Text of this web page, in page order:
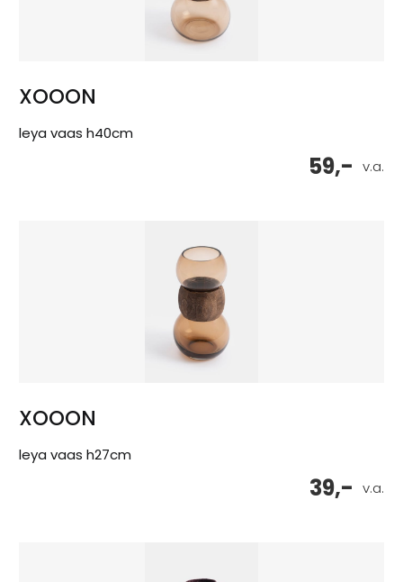
XOOON
leya vaas h40cm
v.a.
59,-
XOOON
leya vaas h27cm
v.a.
39,-